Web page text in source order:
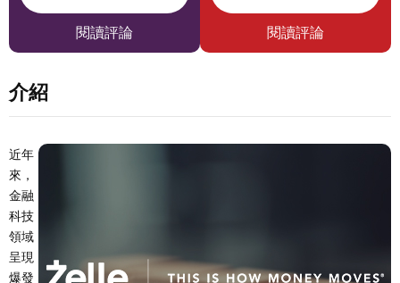
閱讀評論 閱讀評論
介紹
近年
來，
金融
科技
領域
呈現
爆發